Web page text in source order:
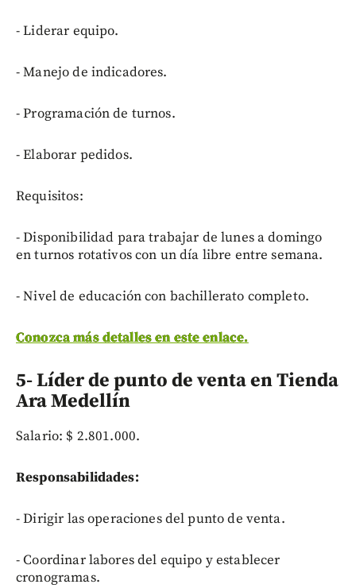
- Liderar equipo.
- Manejo de indicadores.
- Programación de turnos.
- Elaborar pedidos.
Requisitos:
- Disponibilidad para trabajar de lunes a domingo
en turnos rotativos con un día libre entre semana.
- Nivel de educación con bachillerato completo.
Conozca más detalles en este enlace.
5- Líder de punto de venta en Tienda
Ara Medellín
Salario: $ 2.801.000.
Responsabilidades:
- Dirigir las operaciones del punto de venta.
- Coordinar labores del equipo y establecer
cronogramas.